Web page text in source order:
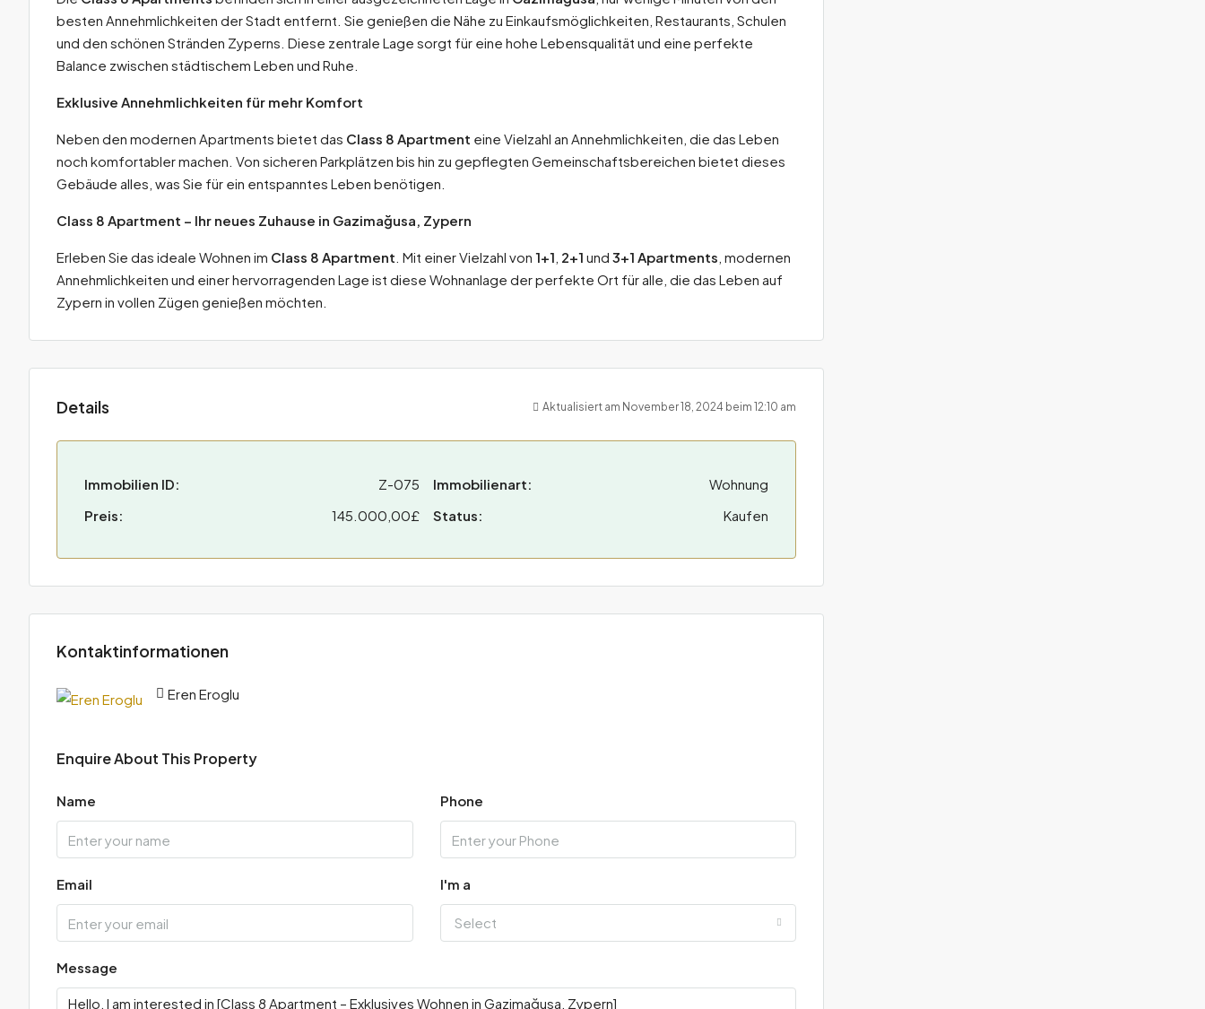
besten Annehmlichkeiten der Stadt entfernt. Sie genießen die Nähe zu Einkaufsmöglichkeiten, Restaurants, Schulen
und den schönen Stränden Zyperns. Diese zentrale Lage sorgt für eine hohe Lebensqualität und eine perfekte
Balance zwischen städtischem Leben und Ruhe.
Exklusive Annehmlichkeiten für mehr Komfort
Neben den modernen Apartments bietet das Class 8 Apartment eine Vielzahl an Annehmlichkeiten, die das Leben
noch komfortabler machen. Von sicheren Parkplätzen bis hin zu gepflegten Gemeinschaftsbereichen bietet dieses
Gebäude alles, was Sie für ein entspanntes Leben benötigen.
Class 8 Apartment – Ihr neues Zuhause in Gazimağusa, Zypern
Erleben Sie das ideale Wohnen im Class 8 Apartment . Mit einer Vielzahl von 1+1 2+1 und 3+1 Apartments , modernen
Annehmlichkeiten und einer hervorragenden Lage ist diese Wohnanlage der perfekte Ort für alle, die das Leben auf
Zypern in vollen Zügen genießen möchten.
Details Aktualisiert am November 18, 2024 beim 12:10 am
Immobilien ID:
Z-075
Preis:
145.000,00£
Immobilienart:
Wohnung
Status:
Kaufen
Kontaktinformationen
Eren Eroglu
Enquire About This Property
Name Phone
Email I'm a
Select
Message